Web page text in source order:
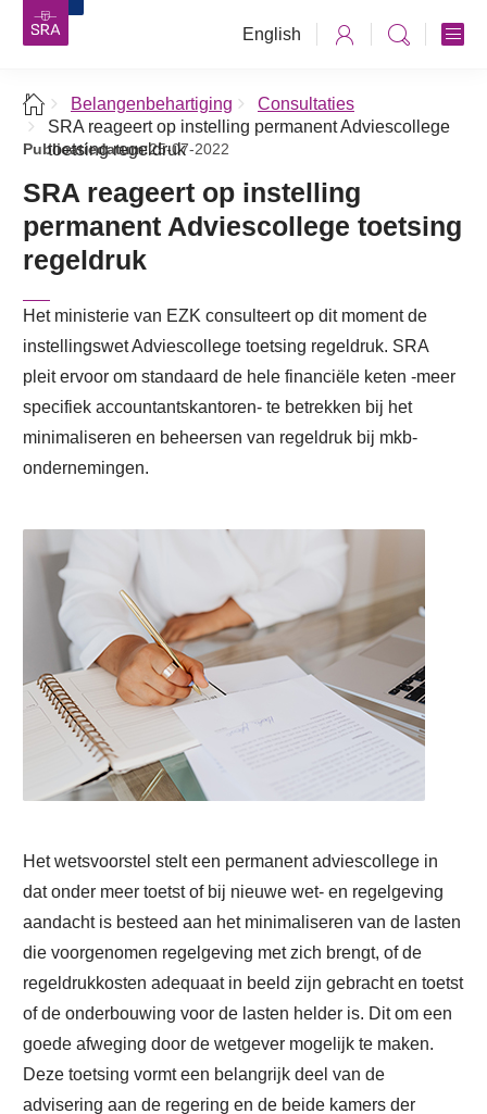
English
Belangenbehartiging
Consultaties
SRA reageert op instelling permanent Adviescollege
toetsing regeldruk
Publicatiedatum:25-07-2022
SRA reageert op instelling
permanent Adviescollege toetsing
regeldruk
Het ministerie van EZK consulteert op dit moment de
instellingswet Adviescollege toetsing regeldruk. SRA
pleit ervoor om standaard de hele financiële keten -meer
specifiek accountantskantoren- te betrekken bij het
minimaliseren en beheersen van regeldruk bij mkb-
ondernemingen.
Het wetsvoorstel stelt een permanent adviescollege in
dat onder meer toetst of bij nieuwe wet- en regelgeving
aandacht is besteed aan het minimaliseren van de lasten
die voorgenomen regelgeving met zich brengt, of de
regeldrukkosten adequaat in beeld zijn gebracht en toetst
of de onderbouwing voor de lasten helder is. Dit om een
goede afweging door de wetgever mogelijk te maken.
Deze toetsing vormt een belangrijk deel van de
advisering aan de regering en de beide kamers der